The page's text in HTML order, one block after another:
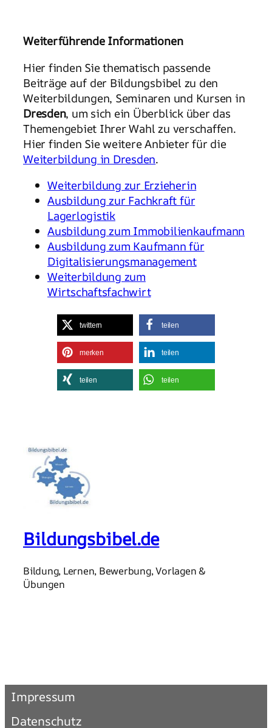
Weiterführende Informationen
Hier finden Sie thematisch passende
Beiträge auf der Bildungsbibel zu den
Weiterbildungen, Seminaren und Kursen in
Dresden, um sich ein Überblick über das
Themengebiet Ihrer Wahl zu verschaffen.
Hier finden Sie weitere Anbieter für die
Weiterbildung in Dresden.
Weiterbildung zur Erzieherin
Ausbildung zur Fachkraft für
Lagerlogistik
Ausbildung zum Immobilienkaufmann
Ausbildung zum Kaufmann für
Digitalisierungsmanagement
Weiterbildung zum
Wirtschaftsfachwirt
twittern teilen
merken teilen
teilen teilen
Bildungsbibel.de
Bildung, Lernen, Bewerbung, Vorlagen &
Übungen
Impressum
Datenschutz